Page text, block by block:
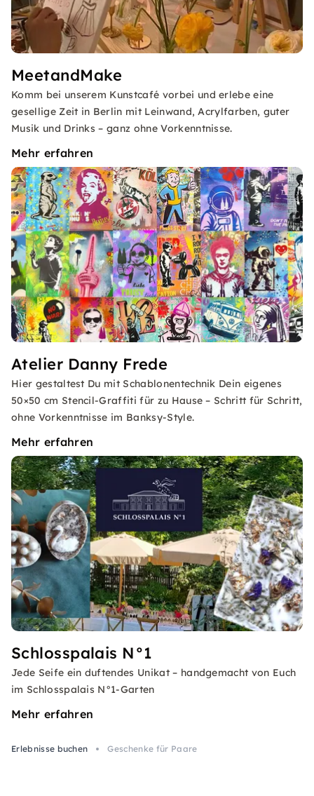
MeetandMake
Komm bei unserem Kunstcafé vorbei und erlebe eine
gesellige Zeit in Berlin mit Leinwand, Acrylfarben, guter
Musik und Drinks – ganz ohne Vorkenntnisse.
Mehr erfahren
Atelier Danny Frede
Hier gestaltest Du mit Schablonentechnik Dein eigenes
50×50 cm Stencil-Graffiti für zu Hause – Schritt für Schritt,
ohne Vorkenntnisse im Banksy-Style.
Mehr erfahren
Schlosspalais N°1
Jede Seife ein duftendes Unikat – handgemacht von Euch
im Schlosspalais N°1-Garten
Mehr erfahren
Erlebnisse buchen Geschenke für Paare